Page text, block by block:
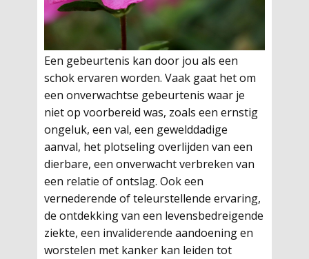
Een gebeurtenis kan door jou als een
schok ervaren worden. Vaak gaat het om
een onverwachtse gebeurtenis waar je
niet op voorbereid was, zoals een ernstig
ongeluk, een val, een gewelddadige
aanval, het plotseling overlijden van een
dierbare, een onverwacht verbreken van
een relatie of ontslag. Ook een
vernederende of teleurstellende ervaring,
de ontdekking van een levensbedreigende
ziekte, een invaliderende aandoening en
worstelen met kanker kan leiden tot